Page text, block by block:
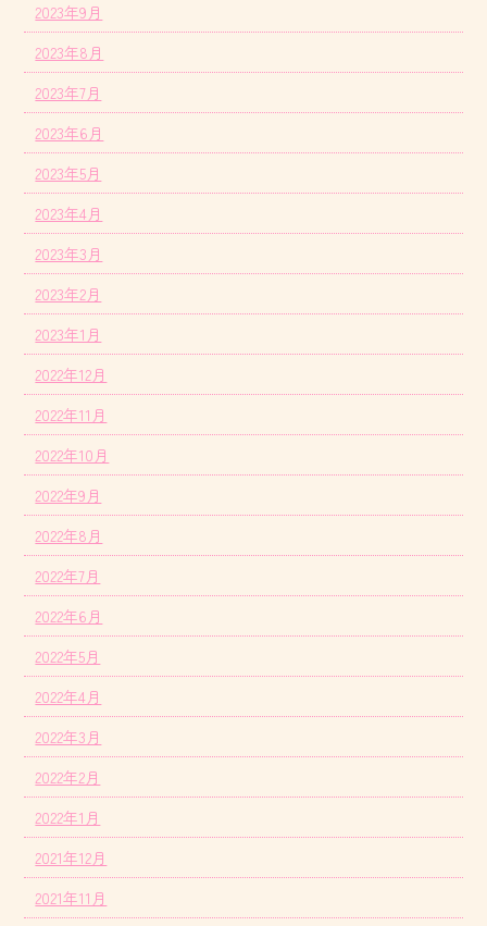
2023年9月
2023年8月
2023年7月
2023年6月
2023年5月
2023年4月
2023年3月
2023年2月
2023年1月
2022年12月
2022年11月
2022年10月
2022年9月
2022年8月
2022年7月
2022年6月
2022年5月
2022年4月
2022年3月
2022年2月
2022年1月
2021年12月
2021年11月